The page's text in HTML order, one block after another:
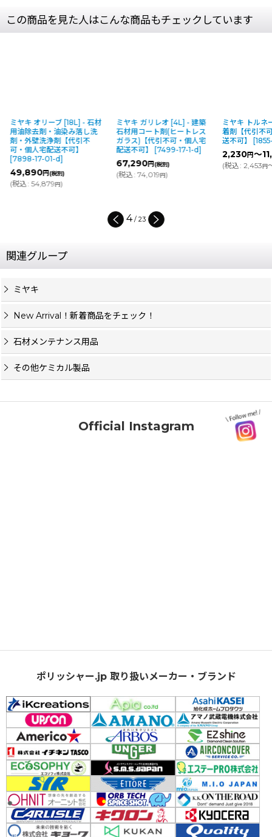
この商品を見た人はこんな商品もチェックしています
ミヤキ オリーブ [18L] - 石材
用油除去剤・油染み落し洗
剤・外壁洗浄剤【代引不
可・個人宅配送不可】
[7898-17-01-d]
49,890円(税別)
(税込: 54,879円)
ミヤキ ガリレオ [4L] - 建築
石材用コート剤(ヒートレス
ガラス)【代引不可・個人宅
配送不可】
[7499-17-1-d]
67,290円(税別)
(税込: 74,019円)
ミヤキ トルネ
着剤【代引不
送不可】
[
2,230円～
(税込: 2,453円
4/ 23
関連グループ
ミヤキ
New Arrival！新着商品をチェック！
石材メンテナンス用品
その他ケミカル製品
Official Instagram
ポリッシャー.jp 取り扱いメーカー・ブランド